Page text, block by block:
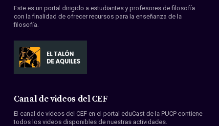
Convenios
Este es un portal dirigido a estudiantes y profesores de filosofía
con la finalidad de ofrecer recursos para la enseñanza de la
filosofía.
Canal de videos del CEF
El canal de videos del CEF en el portal eduCast de la PUCP contiene
todos los videos disponibles de nuestras actividades.